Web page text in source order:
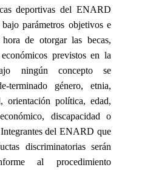
deportivas del ENARD
parámetros objetivos e
de otorgar las becas,
previstos en la
ningún concepto se
terminado género, etnia,
orientación política, edad,
discapacidad o
del ENARD que
discriminatorias serán
al procedimiento